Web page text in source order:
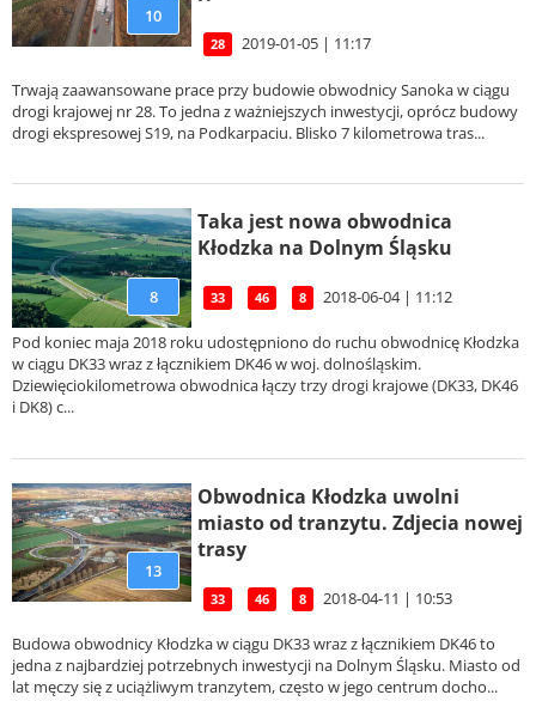
10
28 2019-01-05 | 11:17
Trwają zaawansowane prace przy budowie obwodnicy Sanoka w ciągu
drogi krajowej nr 28. To jedna z ważniejszych inwestycji, oprócz budowy
drogi ekspresowej S19, na Podkarpaciu. Blisko 7 kilometrowa tras...
8
Taka jest nowa obwodnica
Kłodzka na Dolnym Śląsku
33 46 8 2018-06-04 | 11:12
Pod koniec maja 2018 roku udostępniono do ruchu obwodnicę Kłodzka
w ciągu DK33 wraz z łącznikiem DK46 w woj. dolnośląskim.
Dziewięciokilometrowa obwodnica łączy trzy drogi krajowe (DK33, DK46
i DK8) c...
13
Obwodnica Kłodzka uwolni
miasto od tranzytu. Zdjecia nowej
trasy
33 46 8 2018-04-11 | 10:53
Budowa obwodnicy Kłodzka w ciągu DK33 wraz z łącznikiem DK46 to
jedna z najbardziej potrzebnych inwestycji na Dolnym Śląsku. Miasto od
lat męczy się z uciążliwym tranzytem, często w jego centrum docho...